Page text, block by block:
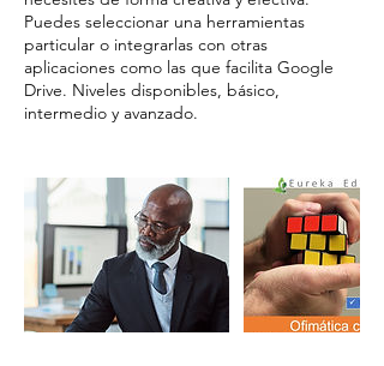
Puedes seleccionar una herramientas
particular o integrarlas con otras
aplicaciones como las que facilita Google
Drive. Niveles disponibles, básico,
intermedio y avanzado.